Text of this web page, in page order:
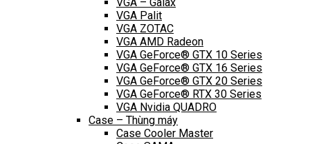
VGA – Galax
VGA Palit
VGA ZOTAC
VGA AMD Radeon
VGA GeForce® GTX 10 Series
VGA GeForce® GTX 16 Series
VGA GeForce® GTX 20 Series
VGA GeForce® RTX 30 Series
VGA Nvidia QUADRO
Case – Thùng máy
Case Cooler Master